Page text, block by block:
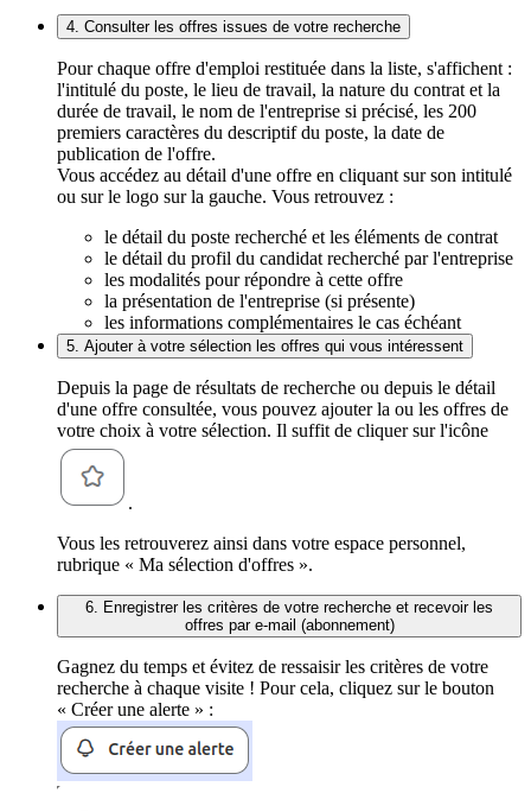
4. Consulter les offres issues de votre recherche
Pour chaque offre d'emploi restituée dans la liste, s'affichent :
l'intitulé du poste, le lieu de travail, la nature du contrat et la
durée de travail, le nom de l'entreprise si précisé, les 200
premiers caractères du descriptif du poste, la date de
publication de l'offre.
Vous accédez au détail d'une offre en cliquant sur son intitulé
ou sur le logo sur la gauche. Vous retrouvez :
le détail du poste recherché et les éléments de contrat
le détail du profil du candidat recherché par l'entreprise
les modalités pour répondre à cette offre
la présentation de l'entreprise (si présente)
les informations complémentaires le cas échéant
5. Ajouter à votre sélection les offres qui vous intéressent
Depuis la page de résultats de recherche ou depuis le détail
d'une offre consultée, vous pouvez ajouter la ou les offres de
votre choix à votre sélection. Il suffit de cliquer sur l'icône
.
Vous les retrouverez ainsi dans votre espace personnel,
rubrique « Ma sélection d'offres ».
6. Enregistrer les critères de votre recherche et recevoir les
offres par e-mail (abonnement)
Gagnez du temps et évitez de ressaisir les critères de votre
recherche à chaque visite ! Pour cela, cliquez sur le bouton
« Créer une alerte » :